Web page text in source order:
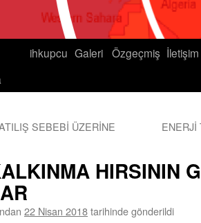
ihkupcu Galeri Özgeçmiş İletişim
SEBEBİ ÜZERİNE
ENERJİ
HIRSININ
22 Nisan 2018tarihinde gönderildi